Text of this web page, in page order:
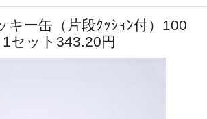
キー缶（片段ｸｯｼｮﾝ付）100
セット343.20円